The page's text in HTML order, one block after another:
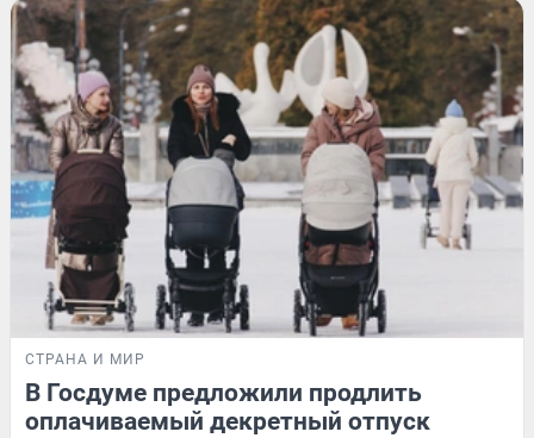
СТРАНА И МИР
В Госдуме предложили продлить
оплачиваемый декретный отпуск